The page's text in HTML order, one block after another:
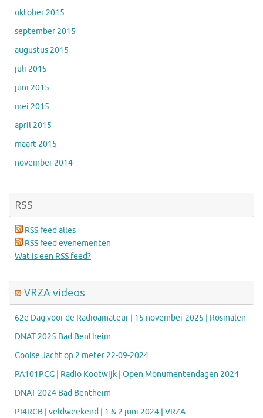
oktober 2015
september 2015
augustus 2015
juli 2015
juni 2015
mei 2015
april 2015
maart 2015
november 2014
RSS
RSS feed alles
RSS feed evenementen
Wat is een RSS feed?
VRZA videos
62e Dag voor de Radioamateur | 15 november 2025 | Rosmalen
DNAT 2025 Bad Bentheim
Gooise Jacht op 2 meter 22-09-2024
PA101PCG | Radio Kootwijk | Open Monumentendagen 2024
DNAT 2024 Bad Bentheim
PI4RCB | veldweekend | 1 & 2 juni 2024 | VRZA